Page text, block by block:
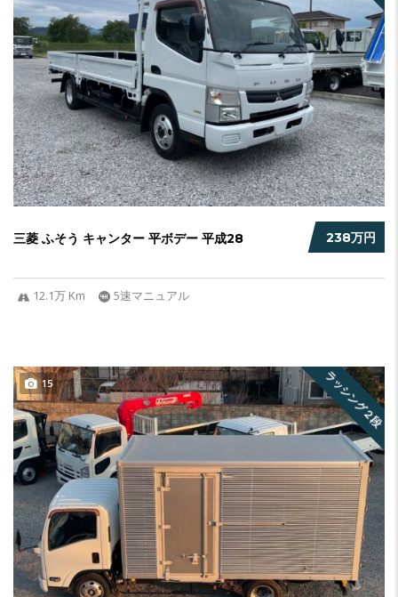
238万円
三菱 ふそう キャンター 平ボデー 平成28
12.1万 Km 5速マニュアル
ラッシング２段
15